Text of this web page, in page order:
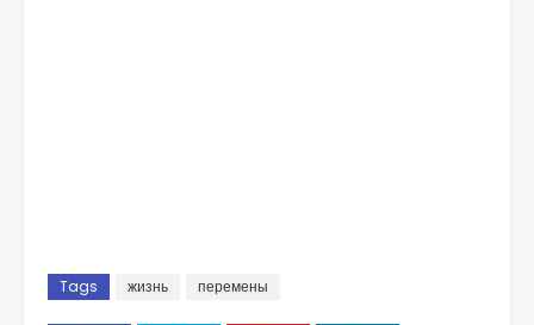
Tags жизнь перемены